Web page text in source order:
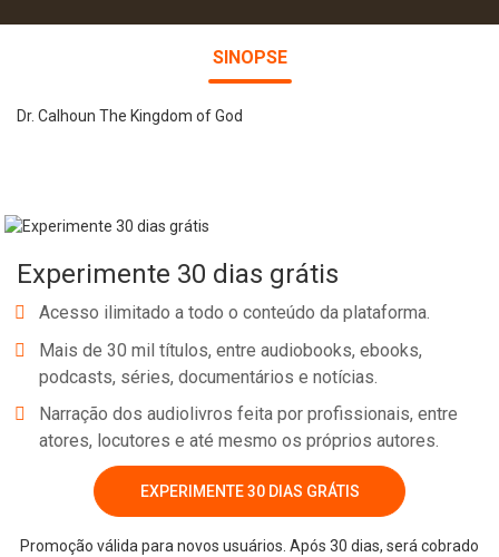
SINOPSE
Dr. Calhoun The Kingdom of God
Experimente 30 dias grátis
Acesso ilimitado a todo o conteúdo da plataforma.
Mais de 30 mil títulos, entre audiobooks, ebooks,
podcasts, séries, documentários e notícias.
Narração dos audiolivros feita por profissionais, entre
atores, locutores e até mesmo os próprios autores.
EXPERIMENTE 30 DIAS GRÁTIS
Promoção válida para novos usuários. Após 30 dias, será cobrado